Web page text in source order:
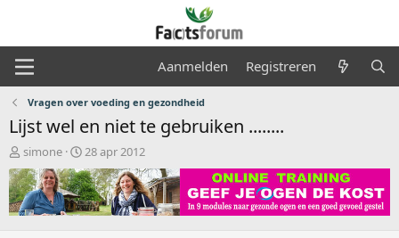
Aanmelden Registreren
Vragen over voeding en gezondheid
Lijst wel en niet te gebruiken ........
O
n
d
e
r
simone
S
t
a
r
t
28 apr 2012